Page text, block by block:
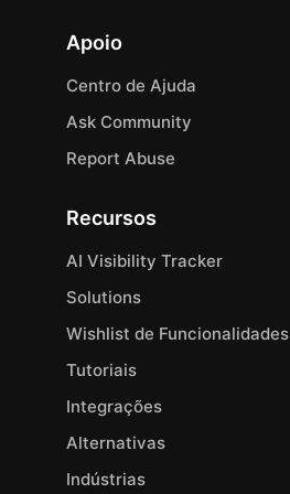
Apoio
Centro de Ajuda
Ask Community
Report Abuse
Recursos
AI Visibility Tracker
Solutions
Wishlist de Funcionalidades
Tutoriais
Integrações
Alternativas
Indústrias